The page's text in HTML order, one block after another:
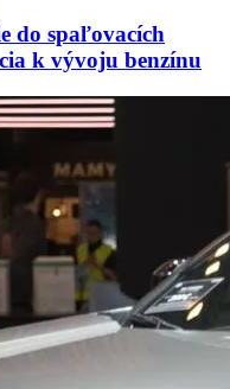
do spaľovacích
k vývoju benzínu